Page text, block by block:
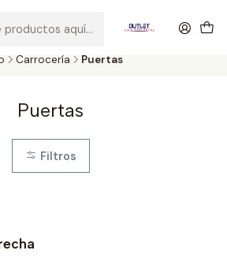
de calidad.
Carrocería Puertas
Puertas
Filtros